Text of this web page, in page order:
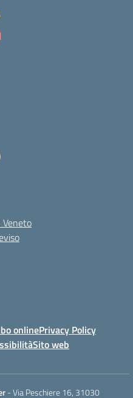
Veneto
onlinePrivacy Policy
Sito web
- Via Peschiere 16, 31030